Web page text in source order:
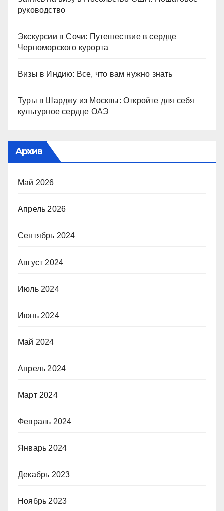
руководство
Экскурсии в Сочи: Путешествие в сердце
Черноморского курорта
Визы в Индию: Все, что вам нужно знать
Туры в Шарджу из Москвы: Откройте для себя
культурное сердце ОАЭ
Архив
Май 2026
Апрель 2026
Сентябрь 2024
Август 2024
Июль 2024
Июнь 2024
Май 2024
Апрель 2024
Март 2024
Февраль 2024
Январь 2024
Декабрь 2023
Ноябрь 2023